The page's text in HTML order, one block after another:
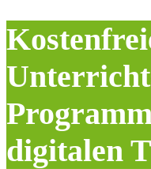
digitalen